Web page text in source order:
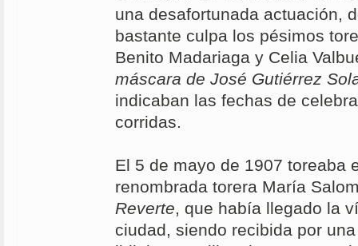
una desafortunada actuación,
bastante culpa los pésimos
Benito Madariaga y Celia
máscara de José Gutiérrez
indicaban las fechas de
corridas.
El 5 de mayo de 1907 toreaba
renombrada torera María
Reverte, que había llegado la
ciudad, siendo recibida por